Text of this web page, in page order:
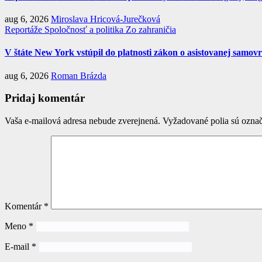
aug 6, 2026 Miroslava Hricová-Jurečková
Reportáže Spoločnosť a politika Zo zahraničia
V štáte New York vstúpil do platnosti zákon o asistovanej
aug 6, 2026 Roman Brázda
Pridaj komentár
Vaša e-mailová adresa nebude zverejnená. Vyžadované polia sú
Komentár *
Meno *
E-mail *